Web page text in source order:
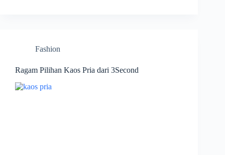
Fashion
Ragam Pilihan Kaos Pria dari 3Second